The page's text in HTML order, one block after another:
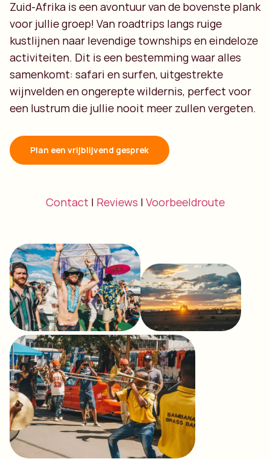
Zuid-Afrika is een avontuur van de bovenste plank
voor jullie groep! Van roadtrips langs ruige
kustlijnen naar levendige townships en eindeloze
activiteiten. Dit is een bestemming waar alles
samenkomt: safari en surfen, uitgestrekte
wijnvelden en ongerepte wildernis, perfect voor
een lustrum die jullie nooit meer zullen vergeten.
Plan een vrijblijvend gesprek
Contact | Reviews | Voorbeeldroute